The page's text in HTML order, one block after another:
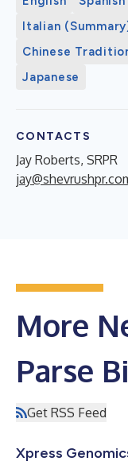
Italian
Chinese
Japanese
CONTACTS
Jay Roberts, SRPR
More
Parse
Get RSS Feed
Xpress